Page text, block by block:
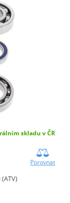
skladu v ČR
Porovnat